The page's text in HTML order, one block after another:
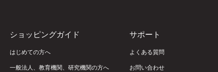
ショッピングガイド
はじめての方へ
一般法人、教育機関、研究機関の方へ
サポート
よくある質問
お問い合わせ